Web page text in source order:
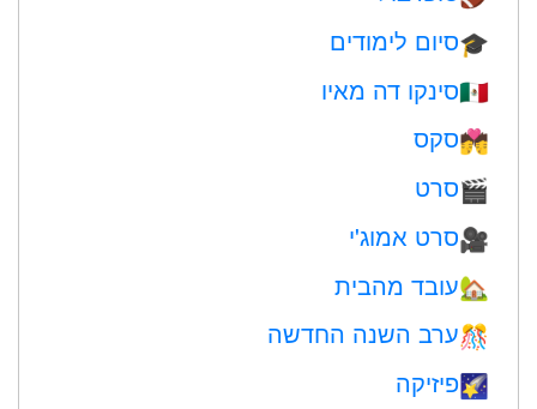
🎓סיום לימודים
🇲🇽סינקו דה מאיו
💏סקס
🎬סרט
🎥סרט אמוג'י
🏡עובד מהבית
🎊ערב השנה החדשה
🌠פיזיקה